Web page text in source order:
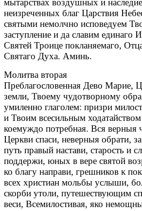
мытарствах воздушных и
неизреченных благ Царствия
святыми немолчно исповедуем
заступление и да славим единаго
Святей Троице покланяемаго,
Святаго Духа. Аминь.
Молитва вторая
Преблагословенная Дево Марие,
земли, Твоему чудотворному
умиленно глаголем: призри
и Твоим всесильным
коемуждо потребная. Вся верныя
Церкви спаси, неверныя обрати,
путь правый настави, старость и
поддержи, юных в вере святой
ко благу направи, грешников к
всех христиан мольбы услыши,
скорби утоли, путешествующим
веси, Всемилостивая, яко